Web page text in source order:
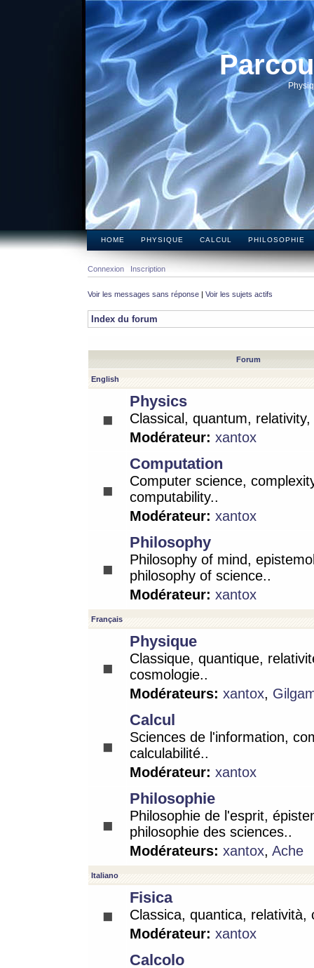
HOME PHYSIQUE CALCUL PHILOSOPHIE
Connexion Inscription
Voir les messages sans réponse | Voir les sujets actifs
Index du forum
Forum
English
Physics
Classical, quantum,
Modérateur: xantox
Computation
Computer science,
computability..
Modérateur: xantox
Philosophy
Philosophy of mind,
philosophy of science..
Modérateur: xantox
Français
Physique
Classique, quantique,
cosmologie..
Modérateurs: xantox,
Calcul
Sciences de l'information,
calculabilité..
Modérateur: xantox
Philosophie
Philosophie de l'esprit,
philosophie des sciences..
Modérateurs: xantox, Ache
Italiano
Fisica
Classica, quantica, relatività,
Modérateur: xantox
Calcolo